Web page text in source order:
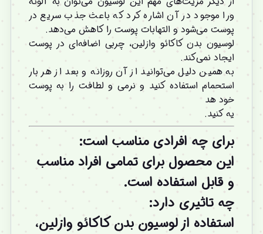
ورا موجود در آن اشاره کرد که باعث جذب سریع در
پوست می‌شود و التهابات پوست را کاهش می‌دهد.
لوسیون بدن کاکائو وازلین، چربی اضافه‌ای در پوست
ایجاد نمی‌کند.
به همین دلیل می‌توانید از آن روزانه و بعد از هر بار
استحمام استفاده کنید و نرمی و لطافت را به پوست
خود هد
یه کنید.
برای چه افرادی مناسب است:
این محصول برای تمامی افراد مناسب
و قابل استفاده است.
چه تاثیری دارد:
استفاده از لوسیون بدن کاکائو وازلین،